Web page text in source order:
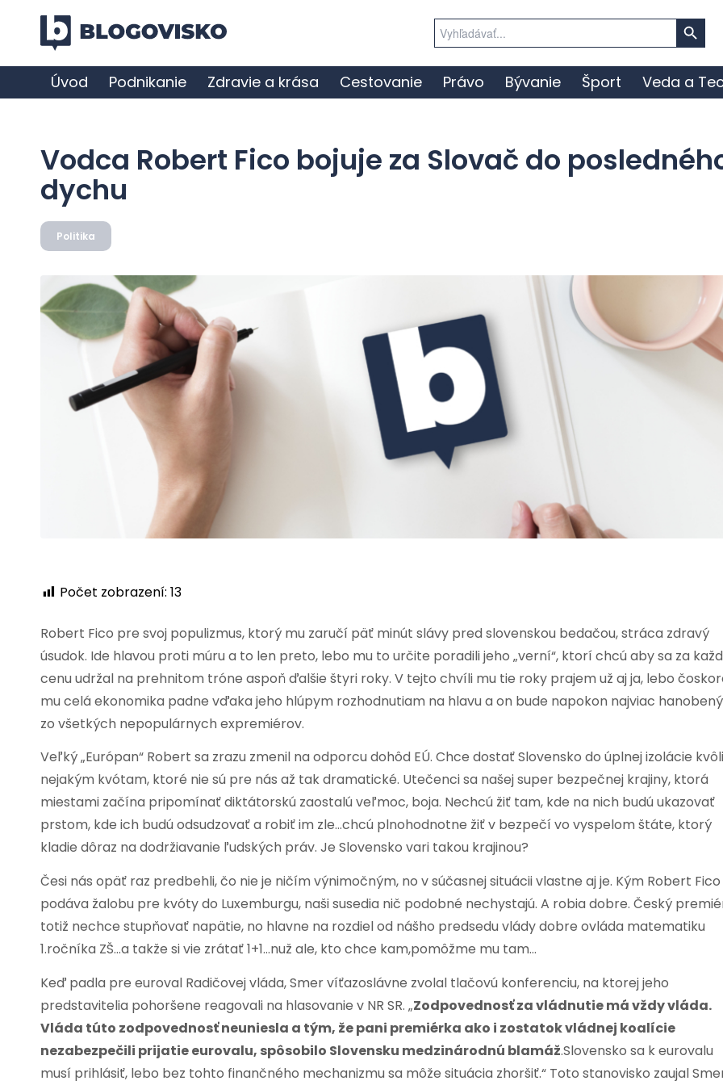
for:
Search Button
Úvod Podnikanie Zdravie a krása Cestovanie Právo Bývanie Šport Veda a
Vodca Robert Fico bojuje za Slovač do
dychu
Politika
Počet zobrazení: 13
Robert Fico pre svoj populizmus, ktorý mu zaručí päť minút slávy pred slovenskou bedačou, stráca zdravý
úsudok. Ide hlavou proti múru a to len preto, lebo mu to určite poradili jeho „verní“, ktorí chcú aby sa za
cenu udržal na prehnitom tróne aspoň ďalšie štyri roky. V tejto chvíli mu tie roky prajem už aj ja, lebo
mu celá ekonomika padne vďaka jeho hlúpym rozhodnutiam na hlavu a on bude napokon najviac hanobený
zo všetkých nepopulárnych expremiérov.
Veľký „Európan“ Robert sa zrazu zmenil na odporcu dohôd EÚ. Chce dostať Slovensko do úplnej izolácie kvôli
nejakým kvótam, ktoré nie sú pre nás až tak dramatické. Utečenci sa našej super bezpečnej krajiny, ktorá
miestami začína pripomínať diktátorskú zaostalú veľmoc, boja. Nechcú žiť tam, kde na nich budú ukazovať
prstom, kde ich budú odsudzovať a robiť im zle…chcú plnohodnotne žiť v bezpečí vo vyspelom štáte, ktorý
kladie dôraz na dodržiavanie ľudských práv. Je Slovensko vari takou krajinou?
Česi nás opäť raz predbehli, čo nie je ničím výnimočným, no v súčasnej situácii vlastne aj je. Kým Robert Fico
podáva žalobu pre kvóty do Luxemburgu, naši susedia nič podobné nechystajú. A robia dobre. Český
totiž nechce stupňovať napätie, no hlavne na rozdiel od nášho predsedu vlády dobre ovláda matematiku
1.ročníka ZŠ…a takže si vie zrátať 1+1…nuž ale, kto chce kam,pomôžme mu tam…
Keď padla pre euroval Radičovej vláda, Smer víťazoslávne zvolal tlačovú konferenciu, na ktorej jeho
predstavitelia pohoršene reagovali na hlasovanie v NR SR. „Zodpovednosť za vládnutie má vždy vláda.
Vláda túto zodpovednosť neuniesla a tým, že pani premiérka ako i zostatok vládnej koalície
nezabezpečili prijatie eurovalu, spôsobilo Slovensku medzinárodnú blamáž.Slovensko sa k eurovalu
musí prihlásiť, lebo bez tohto finančného mechanizmu sa môže situácia zhoršiť.“ Toto stanovisko zaujal